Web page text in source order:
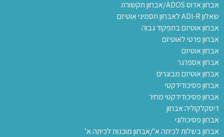
אבחון אדוס ADOS/אבחון תקשורת
שאלון ADI-R לאבחון תסמיני אוטיזם
אבחון אוטיזם בתפקוד גבוה
אבחון פרטי לאוטיזם
אבחון אוטיזם
אבחון אספרגר
אבחון אוטיזם מבוגרים
אבחון פסיכודידקטי
אבחון פסיכודידקטי מחיר
דיסקלקוליה אבחון
אבחון פסיכולוגי
אבחון בשלות לכיתה א’/אבחון מוכנות לכיתה א’